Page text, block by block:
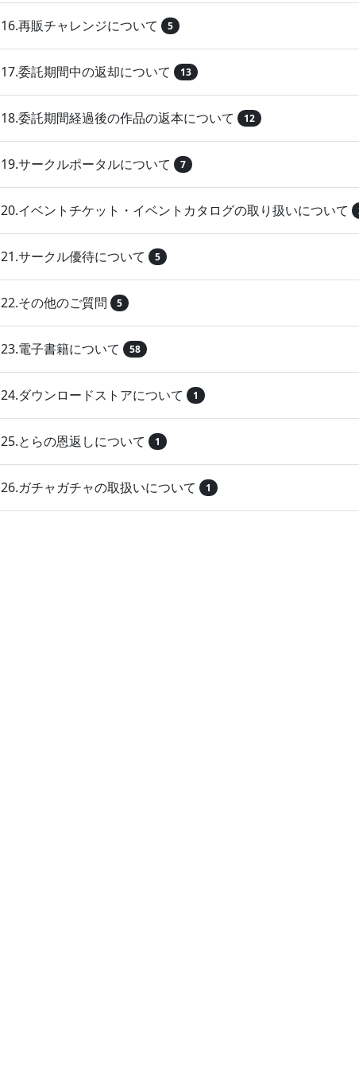
16.再販チャレンジについて 5
17.委託期間中の返却について 13
18.委託期間経過後の作品の返本について 12
19.サークルポータルについて 7
20.イベントチケット・イベントカタログの取り扱いについて
21.サークル優待について 5
22.その他のご質問 5
23.電子書籍について 58
24.ダウンロードストアについて 1
25.とらの恩返しについて 1
26.ガチャガチャの取扱いについて 1